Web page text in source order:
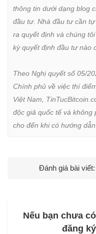
thông tin dưới dạng blog
đầu tư. Nhà đầu tư cần
ra quyết định và chúng
kỳ quyết định đầu tư nào
Theo Nghị quyết số 05/
Chính phủ về việc thí
Việt Nam,
độc giả quốc tế và không
cho đến khi có hướng
Đánh giá bài viết:
Nếu bạn chưa
đăng